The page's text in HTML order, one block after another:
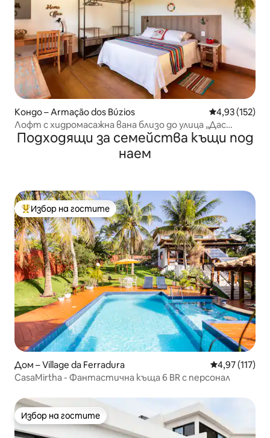
Кондо – Armação dos Búzios Средна
4,93 (152)
Лофт с хидромасажна вана близо до улица „Дас
Педрас“
Подходящи за семейства къщи под
наем
Най-популярен избор на гостите
Избор на гостите
Дом – Village da Ferradura Средна
4,97 (117)
CasaMirtha - Фантастична къща 6 BR с персонал
Избор на гостите
Избор на гостите